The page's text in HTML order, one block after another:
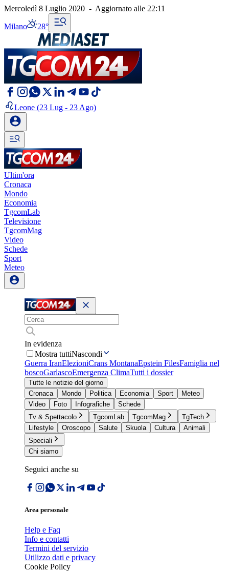
Mercoledì 8 Luglio 2020 - Aggiornato alle 22:11
Milano 28°
Leone (23 Lug - 23 Ago)
Ultim'ora
Cronaca
Mondo
Economia
TgcomLab
Televisione
TgcomMag
Video
Schede
Sport
Meteo
In evidenza
Mostra tuttiNascondi
Guerra IranElezioniCrans MontanaEpstein FilesFamiglia nel
boscoGarlascoEmergenza ClimaTutti i dossier
Tutte le notizie del giorno
Cronaca
Mondo Politica Economia Sport
Meteo
Video
Foto Infografiche
Schede
Tv & Spettacolo
TgcomLab TgcomMag
TgTech
Lifestyle
Oroscopo Salute Skuola Cultura
Animali
Speciali
Chi siamo
Seguici anche su
Area personale
Help e Faq
Info e contatti
Termini del servizio
Utilizzo dati e privacy
Cookie Policy